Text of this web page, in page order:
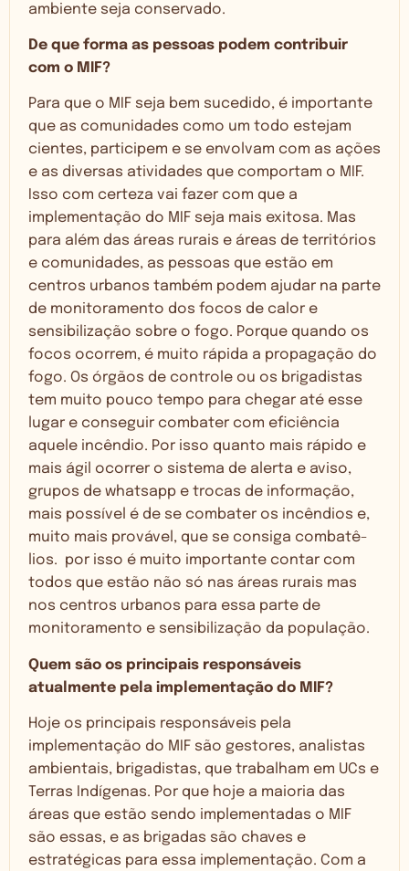
ambiente seja conservado.
De que forma as pessoas podem contribuir
com o MIF?
Para que o MIF seja bem sucedido, é importante
que as comunidades como um todo estejam
cientes, participem e se envolvam com as ações
e as diversas atividades que comportam o MIF.
Isso com certeza vai fazer com que a
implementação do MIF seja mais exitosa. Mas
para além das áreas rurais e áreas de territórios
e comunidades, as pessoas que estão em
centros urbanos também podem ajudar na parte
de monitoramento dos focos de calor e
sensibilização sobre o fogo. Porque quando os
focos ocorrem, é muito rápida a propagação do
fogo. Os órgãos de controle ou os brigadistas
tem muito pouco tempo para chegar até esse
lugar e conseguir combater com eficiência
aquele incêndio. Por isso quanto mais rápido e
mais ágil ocorrer o sistema de alerta e aviso,
grupos de whatsapp e trocas de informação,
mais possível é de se combater os incêndios e,
muito mais provável, que se consiga combatê-
lios. por isso é muito importante contar com
todos que estão não só nas áreas rurais mas
nos centros urbanos para essa parte de
monitoramento e sensibilização da população.
Quem são os principais responsáveis
atualmente pela implementação do MIF?
Hoje os principais responsáveis pela
implementação do MIF são gestores, analistas
ambientais, brigadistas, que trabalham em UCs e
Terras Indígenas. Por que hoje a maioria das
áreas que estão sendo implementadas o MIF
são essas, e as brigadas são chaves e
estratégicas para essa implementação. Com a